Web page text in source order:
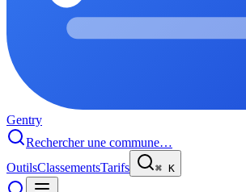
Gentry
Rechercher une commune…
OutilsClassementsTarifs ⌘ K